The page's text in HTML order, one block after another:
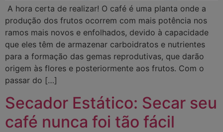
A hora certa de realizar! O café é uma planta onde a
produção dos frutos ocorrem com mais potência nos
ramos mais novos e enfolhados, devido à capacidade
que eles têm de armazenar carboidratos e nutrientes
para a formação das gemas reprodutivas, que darão
origem às flores e posteriormente aos frutos. Com o
passar do […]
Secador Estático: Secar seu
café nunca foi tão fácil